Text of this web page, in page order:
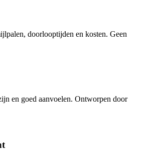
doorlooptijden en kosten. Geen
en goed aanvoelen. Ontworpen door